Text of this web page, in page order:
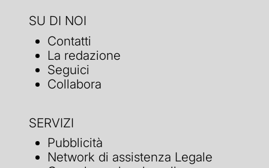
SU DI NOI
Contatti
La redazione
Seguici
Collabora
SERVIZI
Pubblicità
Network di assistenza Legale